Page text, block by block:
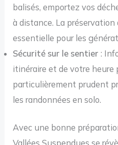
balisés, emportez vos
à distance. La
essentielle pour les
Sécurité sur le sentier:
itinéraire et de votre heure
particulièrement prudent
les randonnées en solo.
Avec une bonne